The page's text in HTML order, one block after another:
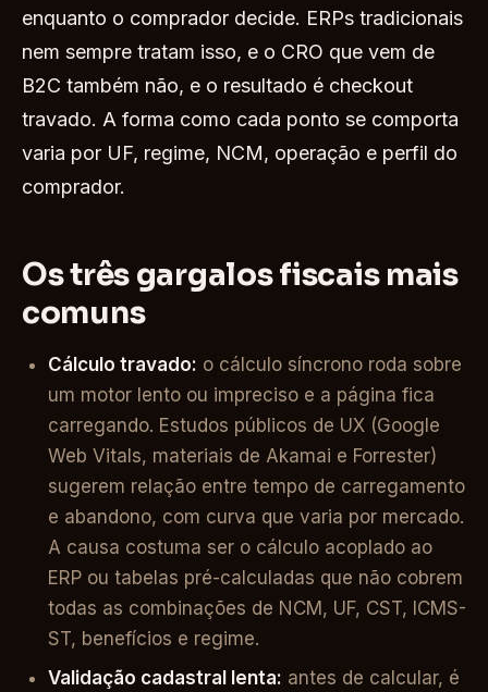
enquanto o comprador decide. ERPs tradicionais
nem sempre tratam isso, e o CRO que vem de
B2C também não, e o resultado é checkout
travado. A forma como cada ponto se comporta
varia por UF, regime, NCM, operação e perfil do
comprador.
Os três gargalos fiscais mais
comuns
Cálculo travado: o cálculo síncrono roda sobre
um motor lento ou impreciso e a página fica
carregando. Estudos públicos de UX (Google
Web Vitals, materiais de Akamai e Forrester)
sugerem relação entre tempo de carregamento
e abandono, com curva que varia por mercado.
A causa costuma ser o cálculo acoplado ao
ERP ou tabelas pré-calculadas que não cobrem
todas as combinações de NCM, UF, CST, ICMS-
ST, benefícios e regime.
Validação cadastral lenta: antes de calcular, é